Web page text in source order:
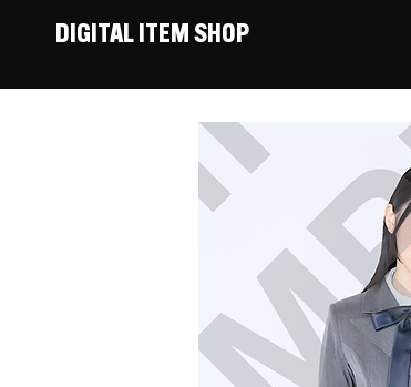
DIGITAL ITEM SHOP